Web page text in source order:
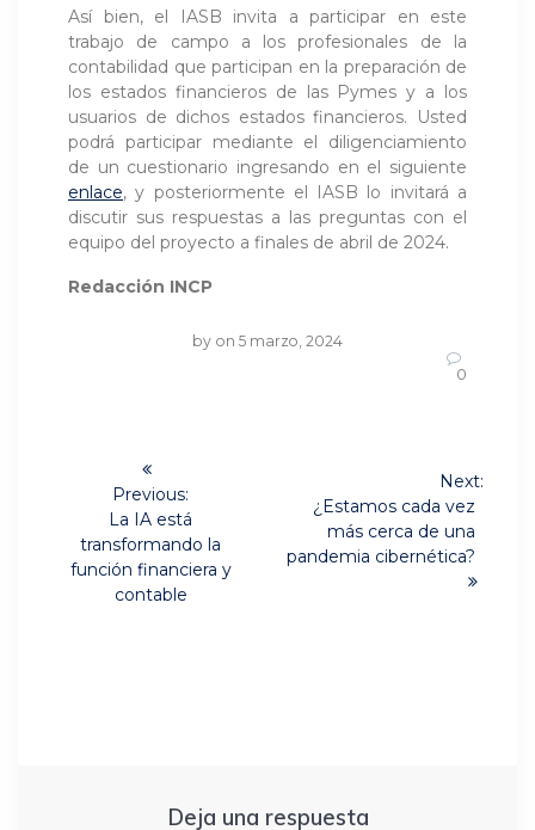
Así bien, el IASB invita a participar en este
trabajo de campo a los profesionales de la
contabilidad que participan en la preparación de
los estados financieros de las Pymes y a los
usuarios de dichos estados financieros. Usted
podrá participar mediante el diligenciamiento
de un cuestionario ingresando en el siguiente
enlace, y posteriormente el IASB lo invitará a
discutir sus respuestas a las preguntas con el
equipo del proyecto a finales de abril de 2024.
Redacción INCP
by on 5 marzo, 2024
0
Navegación
entradas
Previous:
Previous
post:
La IA está
transformando la
función financiera y
contable
Next:
Next¿Estamos cada vez
más cerca de una
pandemia cibernética?
Deja una respuesta